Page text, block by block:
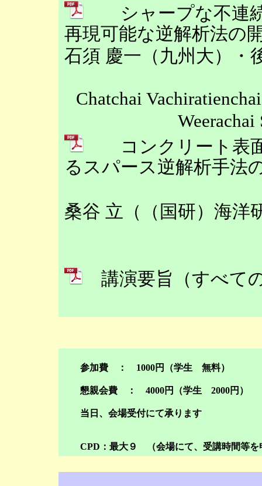
シャープな不連続
再現可能な逆解析法の
石須 慶一（九州大）・
Chatchai
コンクリート表面
るスパース逆解析手法
桑谷 立（（国研）海洋
講演要旨（すべ
参加費 ： 1000円（学生 無料）
懇親会費 ： 4000円（学生 2000円）
当日、会場受付にて承ります
CPD：最大９ （会場にて、受講時間等を